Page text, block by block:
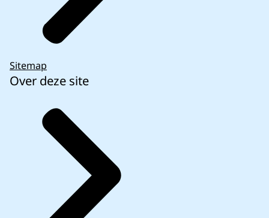
Sitemap
Over deze site